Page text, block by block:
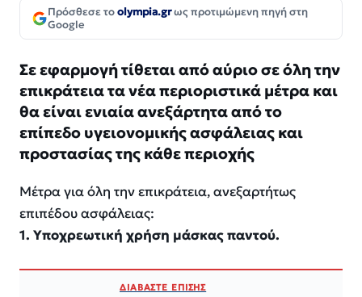
Πρόσθεσε τοolympia.grως προτιμώμενη πηγή στη
Google
Σε εφαρμογή τίθεται από αύριο σε όλη την
επικράτεια τα νέα περιοριστικά μέτρα και
θα είναι ενιαία ανεξάρτητα από το
επίπεδο υγειονομικής ασφάλειας και
προστασίας της κάθε περιοχής
Μέτρα για όλη την επικράτεια, ανεξαρτήτως
επιπέδου ασφάλειας:
1. Υποχρεωτική χρήση μάσκας παντού.
ΔΙΑΒΑΣΤΕ ΕΠΙΣΗΣ